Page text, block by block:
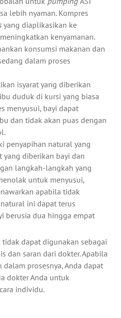
lebih nyaman. Kompres
yang diaplikasikan ke
kenyamanan.
konsumsi makanan dan
dalam proses
isyarat yang diberikan
duduk di kursi yang biasa
menyusui, bayi dapat
dan tidak akan puas dengan
penyapihan natural yang
yang diberikan bayi dan
langkah-langkah yang
untuk menyusui,
apabila tidak
ini dapat terus
berusia dua hingga empat
dapat digunakan sebagai
dan saran dari dokter. Apabila
prosesnya, Anda dapat
dokter Anda untuk
individu.